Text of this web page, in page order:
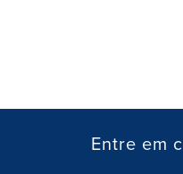
Entre em